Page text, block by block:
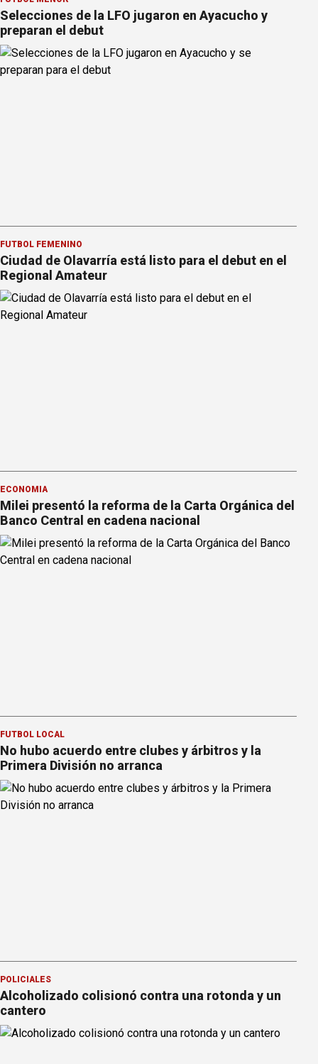
Selecciones de la LFO jugaron en Ayacucho y
preparan el debut
FÚTBOL FEMENINO
Ciudad de Olavarría está listo para el debut en el
Regional Amateur
ECONOMÍA
Milei presentó la reforma de la Carta Orgánica del
Banco Central en cadena nacional
FÚTBOL LOCAL
No hubo acuerdo entre clubes y árbitros y la
Primera División no arranca
POLICIALES
Alcoholizado colisionó contra una rotonda y un
cantero